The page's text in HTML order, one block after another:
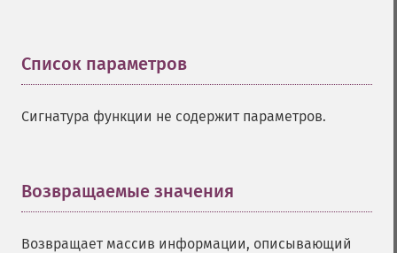
Список параметров
Сигнатура функции не содержит параметров.
Возвращаемые значения
Возвращает массив информации, описывающий